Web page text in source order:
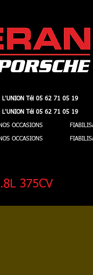
L'UNION Tél 05 62 71 05 19
NOS OCCASIONS
L'UNION Tél 05 62 71 05 19
NOS OCCASIONS
375CV